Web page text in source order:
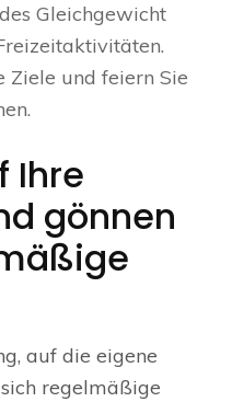
Gleichgewicht
Ziele und feiern Sie
Ihre
gönnen
auf die eigene
regelmäßige